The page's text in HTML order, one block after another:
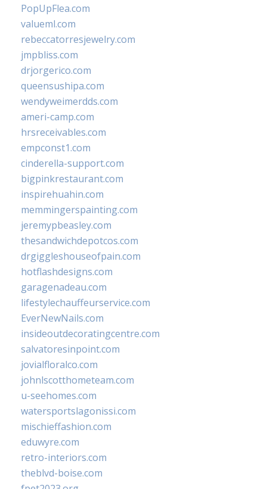
PopUpFlea.com
valueml.com
rebeccatorresjewelry.com
jmpbliss.com
drjorgerico.com
queensushipa.com
wendyweimerdds.com
ameri-camp.com
hrsreceivables.com
empconst1.com
cinderella-support.com
bigpinkrestaurant.com
inspirehuahin.com
memmingerspainting.com
jeremypbeasley.com
thesandwichdepotcos.com
drgiggleshouseofpain.com
hotflashdesigns.com
garagenadeau.com
lifestylechauffeurservice.com
EverNewNails.com
insideoutdecoratingcentre.com
salvatoresinpoint.com
jovialfloralco.com
johnlscotthometeam.com
u-seehomes.com
watersportslagonissi.com
mischieffashion.com
eduwyre.com
retro-interiors.com
theblvd-boise.com